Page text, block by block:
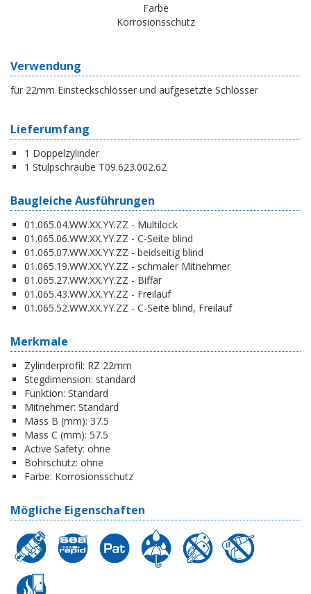
Farbe
Korrosionsschutz
Verwendung
für 22mm Einsteckschlösser und aufgesetzte Schlösser
Lieferumfang
1 Doppelzylinder
1 Stulpschraube T09.623.002.62
Baugleiche Ausführungen
01.065.04.WW.XX.YY.ZZ - Multilock
01.065.06.WW.XX.YY.ZZ - C-Seite blind
01.065.07.WW.XX.YY.ZZ - beidseitig blind
01.065.19.WW.XX.YY.ZZ - schmaler Mitnehmer
01.065.27.WW.XX.YY.ZZ - Biffar
01.065.43.WW.XX.YY.ZZ - Freilauf
01.065.52.WW.XX.YY.ZZ - C-Seite blind, Freilauf
Merkmale
Zylinderprofil: RZ 22mm
Stegdimension: standard
Funktion: Standard
Mitnehmer: Standard
Mass B (mm): 37.5
Mass C (mm): 57.5
Active Safety: ohne
Bohrschutz: ohne
Farbe: Korrosionsschutz
Mögliche Eigenschaften